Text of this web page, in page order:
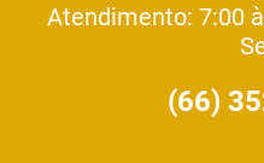
Atendimento: 7:00
(66)